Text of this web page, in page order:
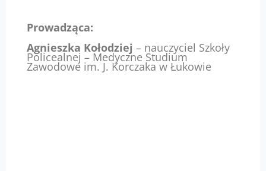
Prowadząca:
Agnieszka Kołodziej – nauczyciel Szkoły
Policealnej – Medyczne Studium
Zawodowe im. J. Korczaka w Łukowie